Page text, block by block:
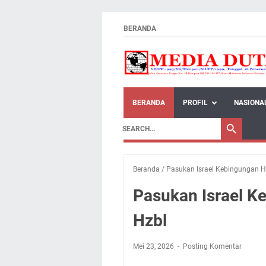
BERANDA
BERANDA PROFIL
Beranda / Pasukan Israel Kebingungan
Pasukan Israel
Hzbl
Mei 23, 2026 Posting Komentar